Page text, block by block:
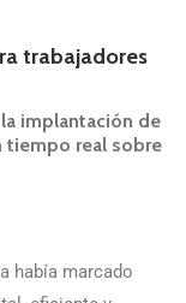
trabajadores
implantación de
tiempo real sobre
había marcado